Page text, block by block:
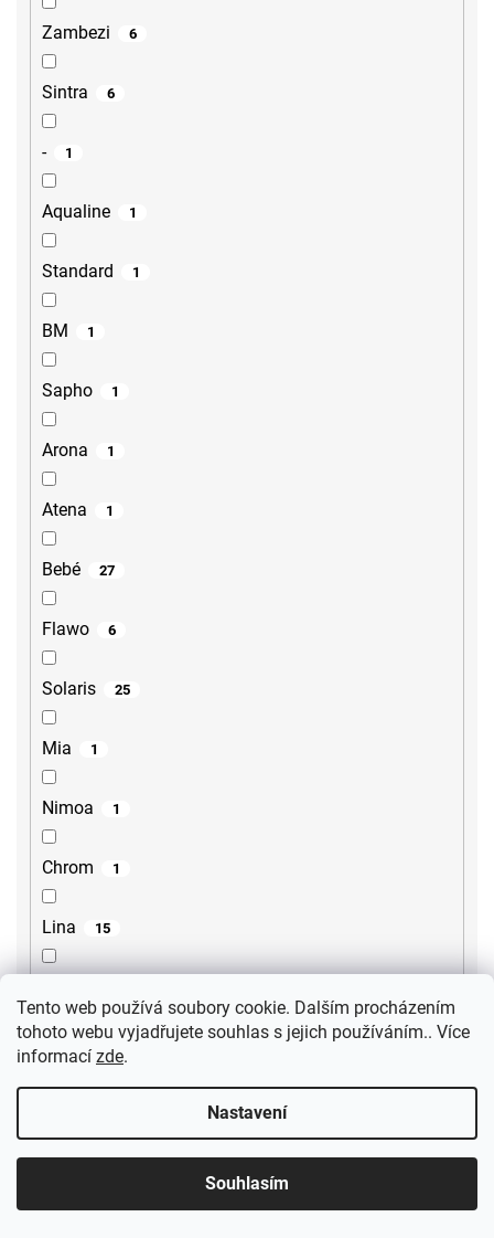
Tento web používá soubory cookie. Dalším procházením
tohoto webu vyjadřujete souhlas s jejich používáním.. Více
informací zde.
Nastavení
Souhlasím
Zambezi 6
Sintra 6
- 1
Aqualine 1
Standard 1
BM 1
Sapho 1
Arona 1
Atena 1
Bebé 27
Flawo 6
Solaris 25
Mia 1
Nimoa 1
Chrom 1
Lina 15
2